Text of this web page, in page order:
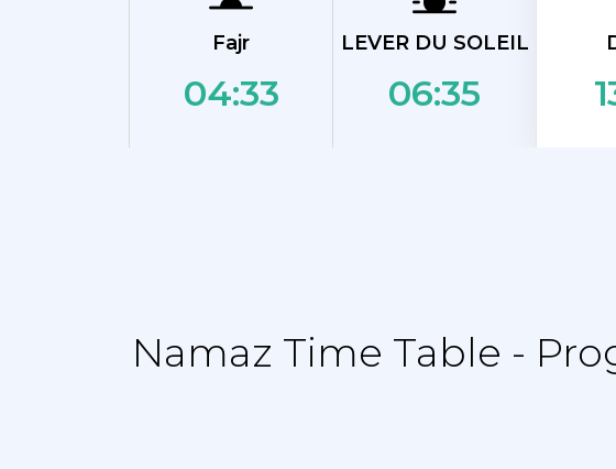
Fajr
04:33
LEVER DU SOLEIL
06:35
Namaz Time Table -